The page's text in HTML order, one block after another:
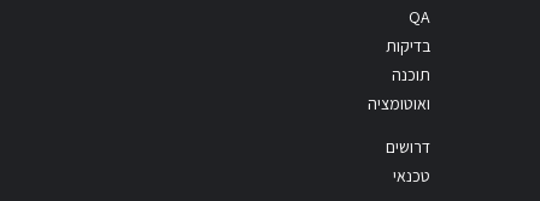
QA
בדיקות
תוכנה
ואוטומציה
דרושים
טכנאי